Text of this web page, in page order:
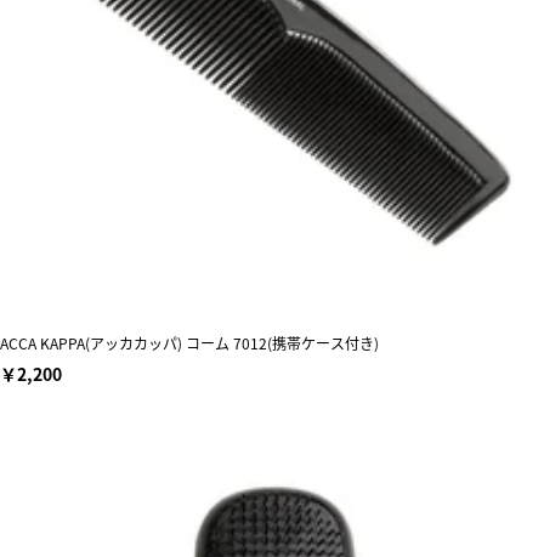
ACCA KAPPA(アッカカッパ) コーム 7012(携帯ケース付き)
￥2,200